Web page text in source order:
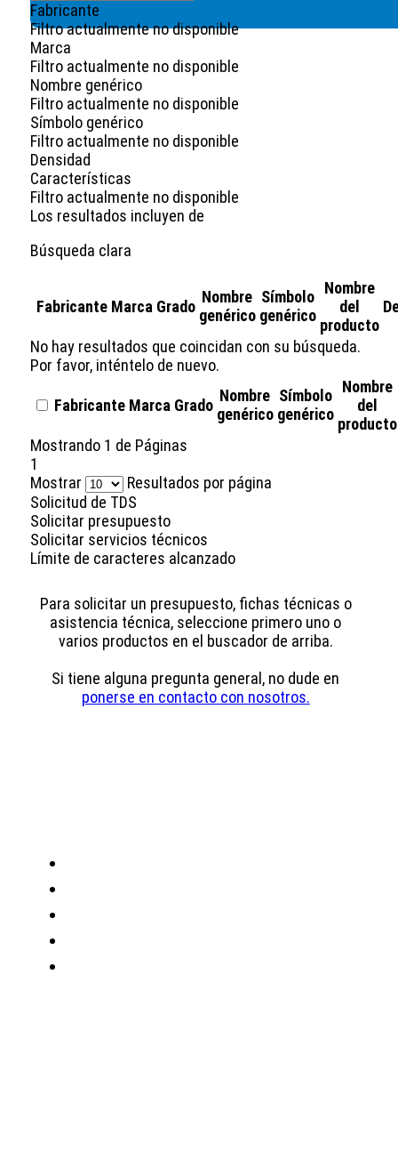
Fabricante
Filtro actualmente no disponible
Marca
Filtro actualmente no disponible
Nombre genérico
Filtro actualmente no disponible
Símbolo genérico
Filtro actualmente no disponible
Densidad
Características
Filtro actualmente no disponible
Los resultados incluyen de
Búsqueda clara
Fabricante Marca Grado
Nombre
genérico
Símbolo
genérico
Nombre
del
producto
No hay resultados que coincidan con su búsqueda.
Por favor, inténtelo de nuevo.
Fabricante Marca Grado
Nombre
genérico
Símbolo
genérico
Nombre
del
producto
Mostrando 1 de Páginas
1
Mostrar
Resultados por página
Solicitud de TDS
Solicitar presupuesto
Solicitar servicios técnicos
Límite de caracteres alcanzado
Para solicitar un presupuesto, fichas técnicas o
asistencia técnica, seleccione primero uno o
varios productos en el buscador de arriba.
Si tiene alguna pregunta general, no dude en
ponerse en contacto con nosotros.